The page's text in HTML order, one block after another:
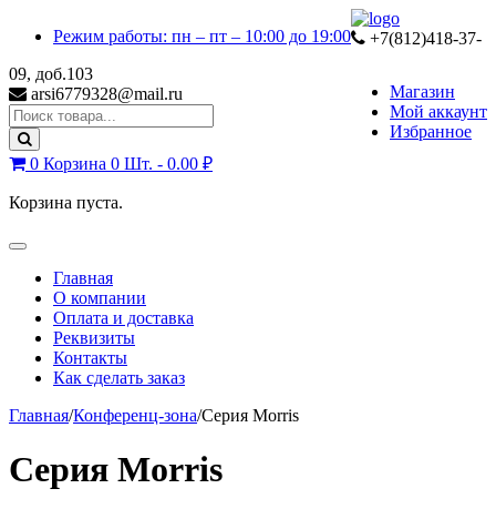
Режим работы: пн – пт – 10:00 до 19:00
Магазин
Мой аккаунт
Избранное
+7(812)418-37-
09, доб.103
arsi6779328@mail.ru
Search
for:
0 Корзина 0 Шт. - 0.00 ₽
Корзина пуста.
Toggle
navigationГлавная
О компании
Оплата и доставка
Реквизиты
Контакты
Как сделать заказ
Главная/Конференц-зона/Серия Morris
Серия Morris